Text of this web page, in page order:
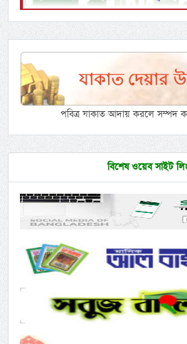
পবিত্র যাকাত আদায় করলে সম্পদ
বিশেষ ওয়েব সাইট